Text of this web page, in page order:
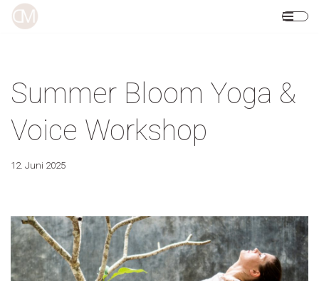
Summer Bloom Yoga &
Voice Workshop
12. Juni 2025